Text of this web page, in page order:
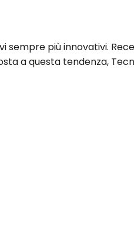
più innovativi.
a questa tendenza,